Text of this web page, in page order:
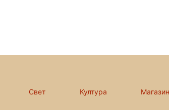
Свет Култура Магазин